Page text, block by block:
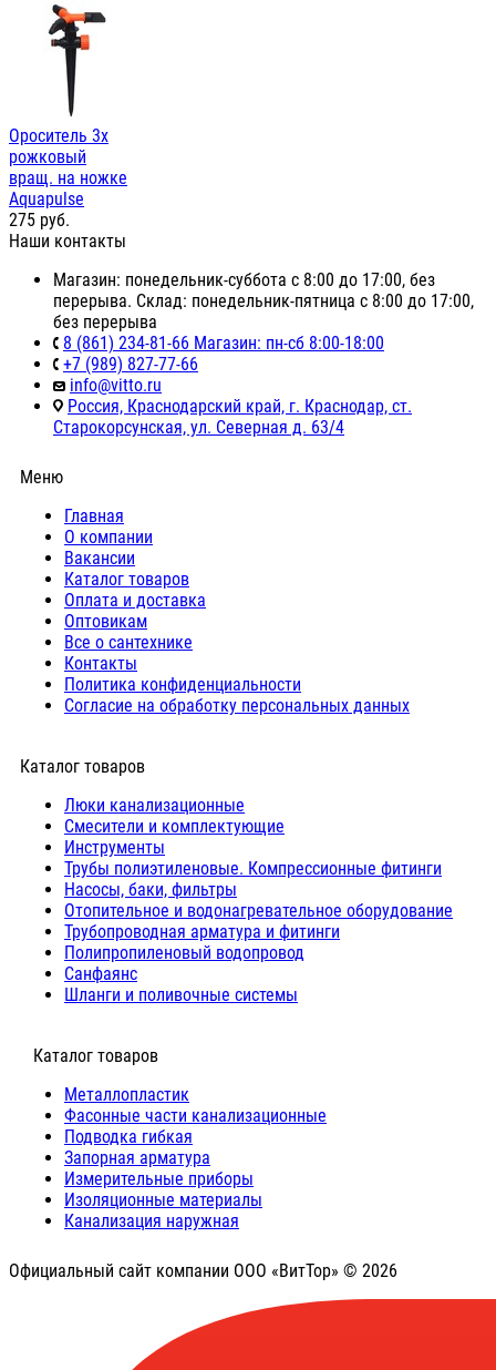
Ороситель 3х
рожковый
вращ. на ножке
Aquapulse
275 руб.
Наши контакты
Магазин: понедельник-суббота с 8:00 до 17:00, без
перерыва. Склад: понедельник-пятница с 8:00 до 17:00,
без перерыва
8 (861) 234-81-66 Магазин: пн-сб 8:00-18:00
+7 (989) 827-77-66
info@vitto.ru
Россия, Краснодарский край, г. Краснодар, ст.
Старокорсунская, ул. Северная д. 63/4
Меню
Главная
О компании
Вакансии
Каталог товаров
Оплата и доставка
Оптовикам
Все о сантехнике
Контакты
Политика конфиденциальности
Согласие на обработку персональных данных
Каталог товаров
Люки канализационные
Cмесители и комплектующие
Инструменты
Трубы полиэтиленовые. Компрессионные фитинги
Насосы, баки, фильтры
Отопительное и водонагревательное оборудование
Трубопроводная арматура и фитинги
Полипропиленовый водопровод
Санфаянс
Шланги и поливочные системы
⠀Каталог товаров
Металлопластик
Фасонные части канализационные
Подводка гибкая
Запорная арматура
Измерительные приборы
Изоляционные материалы
Канализация наружная
Официальный сайт компании ООО «ВитТор» © 2026